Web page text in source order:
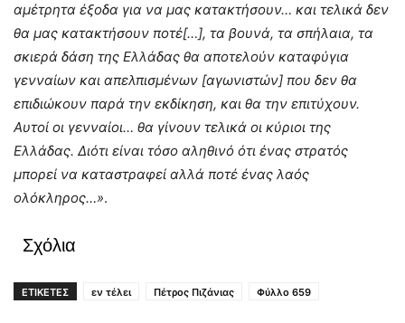
αμέτρητα έξοδα για να μας κατακτήσουν… και τελικά δεν
θα μας κατακτήσουν ποτέ[…], τα βουνά, τα σπήλαια, τα
σκιερά δάση της Ελλάδας θα αποτελούν καταφύγια
γενναίων και απελπισμένων [αγωνιστών] που δεν θα
επιδιώκουν παρά την εκδίκηση, και θα την επιτύχουν.
Αυτοί οι γενναίοι… θα γίνουν τελικά οι κύριοι της
Ελλάδας. Διότι είναι τόσο αληθινό ότι ένας στρατός
μπορεί να καταστραφεί αλλά ποτέ ένας λαός
ολόκληρος…».
Σχόλια
ΕΤΙΚΕΤΕΣ εν τέλει Πέτρος Πιζάνιας Φύλλο 659